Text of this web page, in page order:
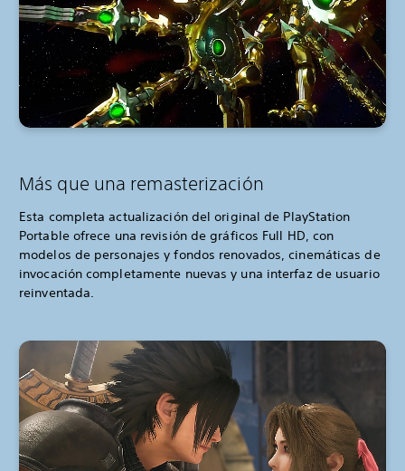
Más que una remasterización
Esta completa actualización del original de PlayStation
Portable ofrece una revisión de gráficos Full HD, con
modelos de personajes y fondos renovados, cinemáticas de
invocación completamente nuevas y una interfaz de usuario
reinventada.